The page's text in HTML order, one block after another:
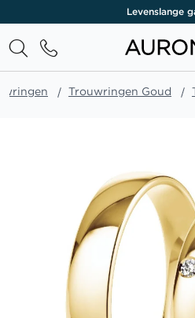
Levenslange
Trouwringen Goud